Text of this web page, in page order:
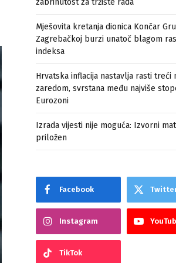
zabrinutost za tržište rada
Mješovita kretanja dionica Končar
Zagrebačkoj burzi unatoč blagom
indeksa
Hrvatska inflacija nastavlja rasti treći
zaredom, svrstana među najviše
Eurozoni
Izrada vijesti nije moguća: Izvorni
priložen
Facebook
Instagram
TikTok